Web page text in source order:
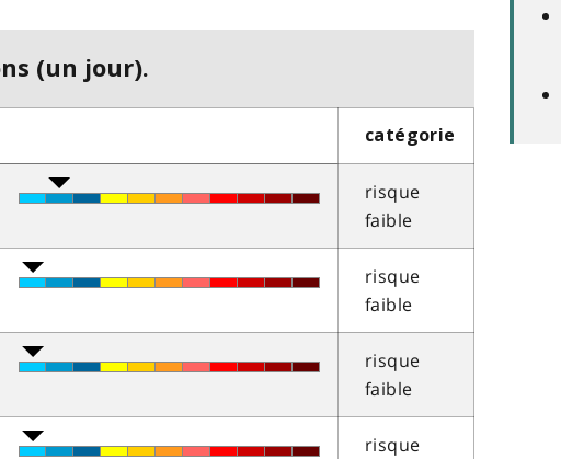
(un jour).
catégorie
risque
faible
risque
faible
risque
faible
risque